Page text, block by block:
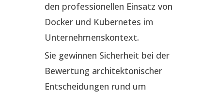
den professionellen Einsatz von
Docker und Kubernetes im
Unternehmenskontext.
Sie gewinnen Sicherheit bei der
Bewertung architektonischer
Entscheidungen rund um